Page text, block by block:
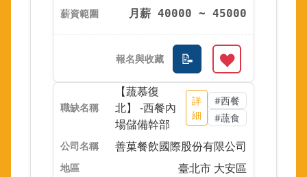
月薪 40000 ~ 45000
【蔬慕復
北】 -西餐內
場儲備幹部
詳
細
#西餐
#蔬食
善菓餐飲國際股份有限公司
臺北市 大安區